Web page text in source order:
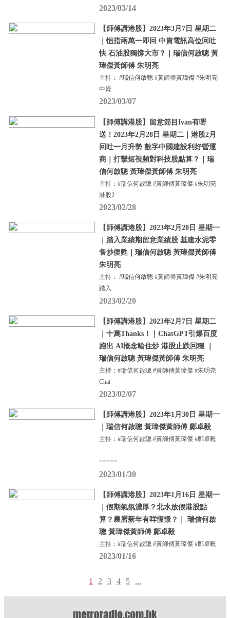
2023/03/14
【師傅講港股】2023年3月7日 星期二
｜恒指兩萬一即回 中資電訊高位回吐
快 石油股獨撐大市？｜瑞信何啟聰 黃
瑋傑黃師傅 朱明亮
主持： #瑞信何啟聰 #黃師傅黃瑋傑 #朱明亮
中資
2023/03/07
【師傅講港股】留意節目Ivan有嘢
送！2023年2月28日 星期二｜港股2月
回吐一月升勢 數字中國建設利好營運
商｜打擊短視頻對科技股點算？｜瑞
信何啟聰 黃瑋傑黃師傅 朱明亮
主持：#瑞信何啟聰 #黃師傅黃瑋傑 #朱明亮
港股2
2023/02/28
【師傅講港股】2023年2月20日 星期一
｜踏入業績期留意業績股 基建水泥零
售炒復甦｜瑞信何啟聰 黃瑋傑黃師傅
朱明亮
主持： #瑞信何啟聰 #黃師傅黃瑋傑 #朱明亮
踏入
2023/02/20
【師傅講港股】2023年2月7日 星期二
｜十萬Thanks！｜ChatGPT引爆百度
跑出 AI概念輪住炒 港股止跌回穩 ｜
瑞信何啟聰 黃瑋傑黃師傅 朱明亮
主持：#瑞信何啟聰 #黃師傅黃瑋傑 #朱明亮
Chat
2023/02/07
【師傅講港股】2023年1月30日 星期一
｜瑞信何啟聰 黃瑋傑黃師傅 鄺卓毅
主持：#瑞信何啟聰 #黃師傅黃瑋傑 #鄺卓毅
=====
2023/01/30
【師傅講港股】2023年1月16日 星期一
｜假期氣氛濃厚？北水放假港股點
算？農曆新年有咩憧憬？｜ 瑞信何啟
聰 黃瑋傑黃師傅 鄺卓毅
主持：#瑞信何啟聰 #黃師傅黃瑋傑 #鄺卓毅
2023/01/16
1 2 3 4 5 ...